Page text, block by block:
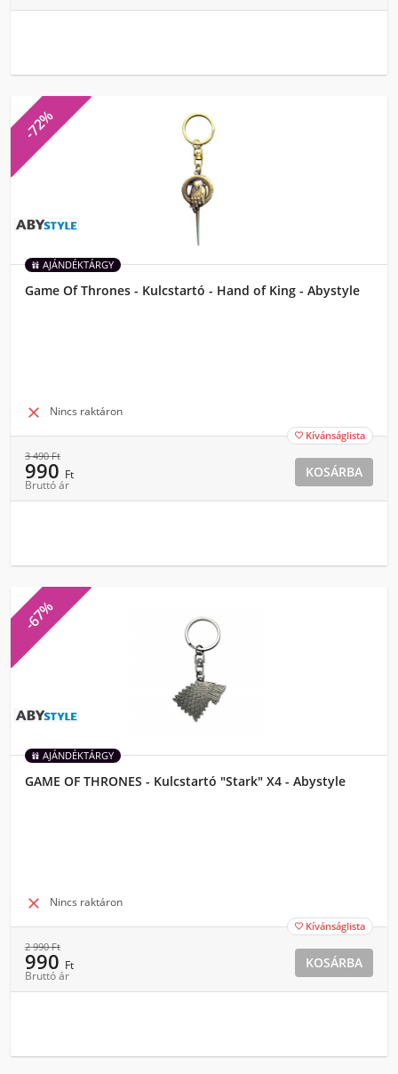
-72%
AJÁNDÉKTÁRGY
Game Of Thrones - Kulcstartó - Hand of King - Abystyle
 Nincs raktáron
 Kívánságlista
3 490Ft
990 Ft
Bruttó ár
KOSÁRBA
-67%
AJÁNDÉKTÁRGY
GAME OF THRONES - Kulcstartó "Stark" X4 - Abystyle
 Nincs raktáron
 Kívánságlista
2 990Ft
990 Ft
Bruttó ár
KOSÁRBA